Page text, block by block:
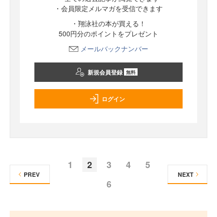
・会員限定メルマガを受信できます
・翔泳社の本が買える！
500円分のポイントをプレゼント
メールバックナンバー
新規会員登録 無料
ログイン
1 2 3 4
5
6
PREV NEXT